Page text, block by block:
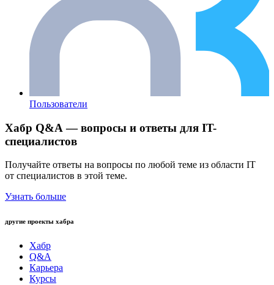
Пользователи
Хабр Q&A — вопросы и ответы для IT-
специалистов
Получайте ответы на вопросы по любой теме из области IT
от специалистов в этой теме.
Узнать больше
другие проекты хабра
Хабр
Q&A
Карьера
Курсы